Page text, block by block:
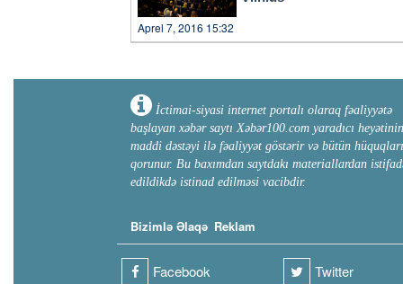
Aprel 7, 2016 15:32
İctimai-siyasi internet portalı olaraq fəaliyyətə
başlayan xəbər saytı Xəbər100.com yaradıcı heyətinin
maddi dəstəyi ilə fəaliyyət göstərir və bütün hüquqları
qorunur. Bu baxımdan saytdakı materiallardan
edildikdə istinad edilməsi vacibdir.
Bizimlə Əlaqə Reklam
Facebook Twitter